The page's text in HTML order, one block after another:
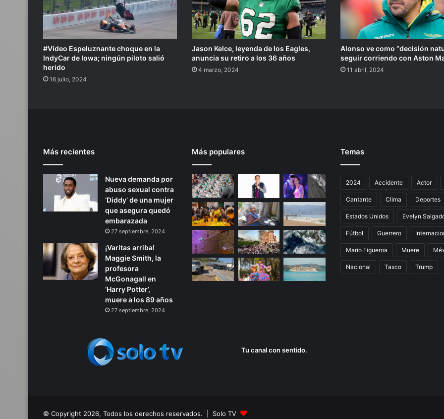
#Video Espeluznante choque en la
IndyCar de Iowa; ningún piloto salió
herido
16 julio, 2024
Jason Kelce, leyenda de los Eagles,
anuncia su retiro a los 36 años
4 marzo, 2024
Alonso ve como “decisión
seguir corriendo con Aston
11 abril, 2024
Más recientes
Nueva demanda por
abuso sexual contra
‘Diddy’ de una mujer
que asegura quedó
embarazada
27 septiembre, 2024
¡Varitas arriba!
Maggie Smith, la
profesora
McGonagall en
‘Harry Potter’,
muere a los 89 años
27 septiembre, 2024
Más populares Temas
2024 Accidente Actor
Cantante Clima Deportes
Estados Unidos Evelyn
Fútbol Guerrero
Mario Figueroa Muere
Nacional Taxco Trump
Tu canal con sentido.
© Copyright 2026, Todos los derechos reservados. | Solo TV